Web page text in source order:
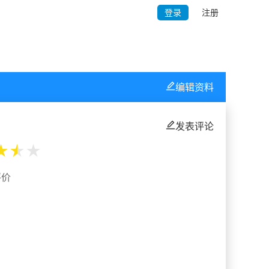
登录 注册
发表评论
★ ★
编辑资料